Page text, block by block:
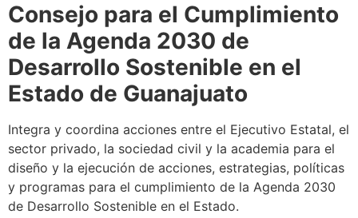
Consejo para el Cumplimiento
de la Agenda 2030 de
Desarrollo Sostenible en el
Estado de Guanajuato
Integra y coordina acciones entre el Ejecutivo Estatal, el
sector privado, la sociedad civil y la academia para el
diseño y la ejecución de acciones, estrategias, políticas
y programas para el cumplimiento de la Agenda 2030
de Desarrollo Sostenible en el Estado.